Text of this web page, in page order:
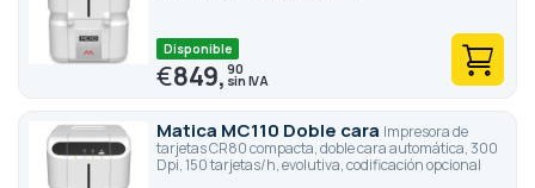
Disponible
€849,90
Matica MC110 Doble cara Impresora de
tarjetas CR80 compacta, doble cara automática, 300
Dpi, 150 tarjetas/h, evolutiva, codificación opcional